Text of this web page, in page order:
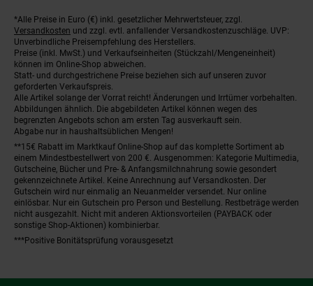
Fußnoten
*Alle Preise in Euro (€) inkl. gesetzlicher Mehrwertsteuer, zzgl.
Versandkosten und zzgl. evtl. anfallender Versandkostenzuschläge. UVP:
Unverbindliche Preisempfehlung des Herstellers.
Preise (inkl. MwSt.) und Verkaufseinheiten (Stückzahl/Mengeneinheit)
können im Online-Shop abweichen.
Statt- und durchgestrichene Preise beziehen sich auf unseren zuvor
geforderten Verkaufspreis.
Alle Artikel solange der Vorrat reicht! Änderungen und Irrtümer vorbehalten.
Abbildungen ähnlich. Die abgebildeten Artikel können wegen des
begrenzten Angebots schon am ersten Tag ausverkauft sein.
Abgabe nur in haushaltsüblichen Mengen!
**15€ Rabatt im Marktkauf Online-Shop auf das komplette Sortiment ab
einem Mindestbestellwert von 200 €. Ausgenommen: Kategorie Multimedia,
Gutscheine, Bücher und Pre- & Anfangsmilchnahrung sowie gesondert
gekennzeichnete Artikel. Keine Anrechnung auf Versandkosten. Der
Gutschein wird nur einmalig an Neuanmelder versendet. Nur online
einlösbar. Nur ein Gutschein pro Person und Bestellung. Restbeträge werden
nicht ausgezahlt. Nicht mit anderen Aktionsvorteilen (PAYBACK oder
sonstige Shop-Aktionen) kombinierbar.
***Positive Bonitätsprüfung vorausgesetzt